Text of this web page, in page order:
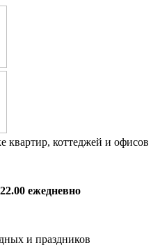
квартир, коттеджей и офисов
ежедневно
и праздников